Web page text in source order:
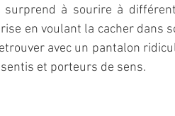
à sourire à
en voulant la cacher dans
avec un pantalon
et porteurs de sens.